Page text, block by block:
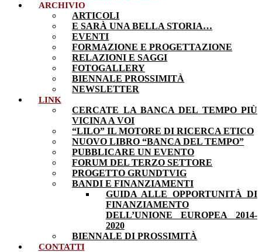
ARCHIVIO
ARTICOLI
E SARÀ UNA BELLA STORIA…
EVENTI
FORMAZIONE E PROGETTAZIONE
RELAZIONI E SAGGI
FOTOGALLERY
BIENNALE PROSSIMITÀ
NEWSLETTER
LINK
CERCATE LA BANCA DEL TEMPO PIÙ
VICINA A VOI
“LILO” IL MOTORE DI RICERCA ETICO
NUOVO LIBRO “BANCA DEL TEMPO”
PUBBLICARE UN EVENTO
FORUM DEL TERZO SETTORE
PROGETTO GRUNDTVIG
BANDI E FINANZIAMENTI
GUIDA ALLE OPPORTUNITÀ DI
FINANZIAMENTO
DELL’UNIONE EUROPEA 2014-
2020
BIENNALE DI PROSSIMITÀ
CONTATTI